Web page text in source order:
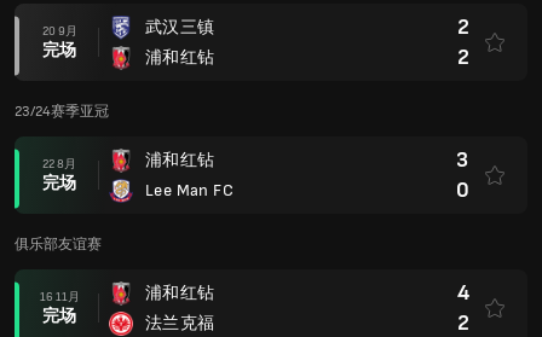
20 9月
完场
武汉三镇
浦和红钻
2
2
23/24赛季亚冠
22 8月
完场
浦和红钻
Lee Man FC
3
0
俱乐部友谊赛
16 11月
完场
浦和红钻
法兰克福
4
2